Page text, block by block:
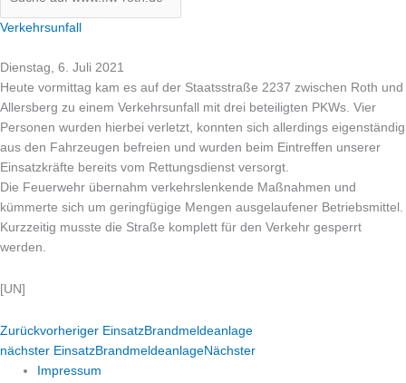
Verkehrsunfall
Dienstag, 6. Juli 2021
Heute vormittag kam es auf der Staatsstraße 2237 zwischen Roth und
Allersberg zu einem Verkehrsunfall mit drei beteiligten PKWs. Vier
Personen wurden hierbei verletzt, konnten sich allerdings eigenständig
aus den Fahrzeugen befreien und wurden beim Eintreffen unserer
Einsatzkräfte bereits vom Rettungsdienst versorgt.
Die Feuerwehr übernahm verkehrslenkende Maßnahmen und
kümmerte sich um geringfügige Mengen ausgelaufener Betriebsmittel.
Kurzzeitig musste die Straße komplett für den Verkehr gesperrt
werden.
[UN]
Zurückvorheriger EinsatzBrandmeldeanlage
nächster EinsatzBrandmeldeanlageNächster
Impressum